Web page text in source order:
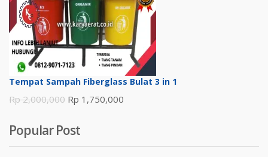
Rp 1,700,000.
Tempat Sampah Fiberglass Bulat 3 in 1
Rp2,000,000 Harga
adalah:
Rp 2,000,000.
Rp 1,750,000
adalah:
Popular Post